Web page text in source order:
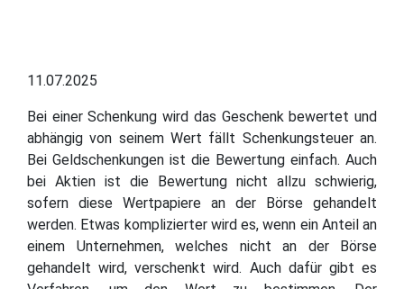
11.07.2025
Bei einer Schenkung wird das Geschenk bewertet und
abhängig von seinem Wert fällt Schenkungsteuer an.
Bei Geldschenkungen ist die Bewertung einfach. Auch
bei Aktien ist die Bewertung nicht allzu schwierig,
sofern diese Wertpapiere an der Börse gehandelt
werden. Etwas komplizierter wird es, wenn ein Anteil an
einem Unternehmen, welches nicht an der Börse
gehandelt wird, verschenkt wird. Auch dafür gibt es